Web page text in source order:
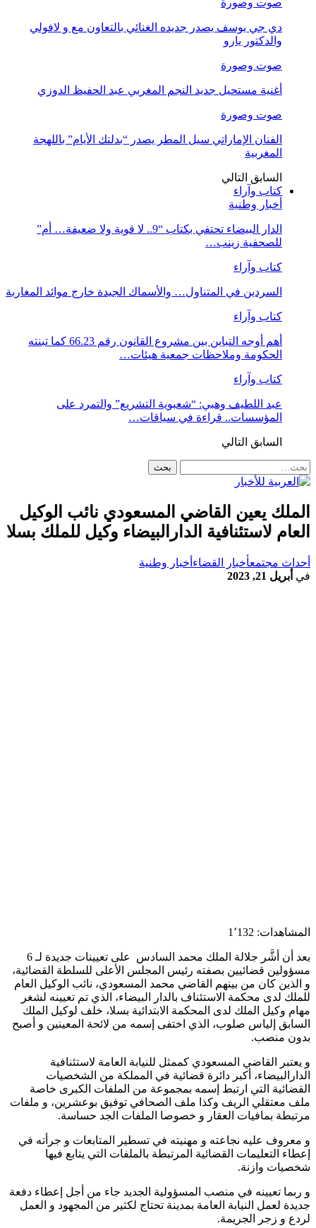
صوت وصورة
دي جي يوسف يصدر جديده الغنائي بالتعاون مع و لافولي
والدكتور يارو
صوت وصورة
أغنية مستحيل جديد النجم المغربي عبد الحفيظ الدوزي
صوت وصورة
الفنان الإماراتي سيل المطر يصدر “بدلتك الأيام” باللهجة
المغربية
السابق التالي
كتاب وآراء
أخبار وطنية
الدار البيضاء تحتفي بكتاب “9.. لا قوية ولا ضعيفة… أم”
للصحفية زينب…
كتاب وآراء
السردين في المتناول… والأسماك الجيدة خارج موائد المغاربة
كتاب وآراء
أهم أوجه التباين بين مشروع القانون رقم 66.23 كما تبنته
الحكومة وملاحظات جمعية هيئات…
كتاب وآراء
عبد اللطيف وهبي: “شعبوية التشريع” والتمرد على
المؤسسات.. قراءة في سياقات…
السابق التالي
الملك يعين القاضي المسعودي نائب الوكيل
العام لاستئنافية الدارالبيضاء وكيل للملك بسلا
أحداث مجتمعأخبار القضاء أخبار وطنية
في أبريل 21, 2023
المشاهدات: 1٬132
بعد أن أشَّر جلالة الملك محمد السادس على تعيينات جديدة لـ 6
مسؤولين قضائيين بصفته رئيس المجلس الأعلى للسلطة القضائية،
و الذين كان من بينهم القاضي محمد المسعودي، نائب الوكيل العام
للملك لدى محكمة الاستئناف بالدار البيضاء، الذي تم تعيينه لشغر
مهام وكيل الملك لدى المحكمة الابتدائية بسلا، خلف لوكيل الملك
السابق إلياس صلوب، الذي اختفى إسمه من لائحة المعينين و أصبح
بدون منصب.
و يعتبر القاضي المسعودي كممثل للنيابة العامة لاستئنافية
الدارالبيضاء، أكبر دائرة قضائية في المملكة من الشخصيات
القضائية التي ارتبط إسمه بمجموعة من الملفات الكبرى خاصة
ملف معتقلي الريف وكذا ملف الصحافي توفيق بوعشرين، و ملفات
مرتبطة بمافيات العقار و خصوصا الملفات الجد حساسة.
و معروف عليه نجاعته و مهنيته في تسطير المتابعات و جرأته في
إعطاء التعليمات القضائية المرتبطة بالملفات التي يتابع فيها
شخصيات وازنة.
و ربما تعيينه في منصب المسؤولية الجديد جاء من أجل إعطاء دفعة
جديدة لعمل النيابة العامة بمدينة تحتاج لكثير من المجهود و العمل
لردع و زجر الجريمة.